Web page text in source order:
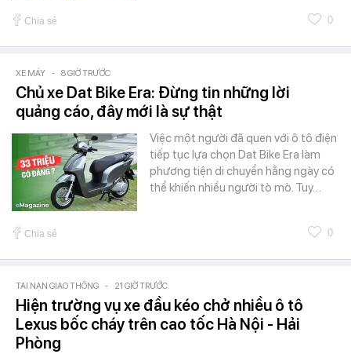
Chia sẻ 0
XE MÁY - 8 GIỜ TRƯỚC
Chủ xe Dat Bike Era: Đừng tin những lời
quảng cáo, đây mới là sự thật
Việc một người đã quen với ô tô điện
tiếp tục lựa chọn Dat Bike Era làm
phương tiện di chuyển hằng ngày có
thể khiến nhiều người tò mò. Tuy…
Chia sẻ 0
TAI NẠN GIAO THÔNG - 21 GIỜ TRƯỚC
Hiện trường vụ xe đầu kéo chở nhiều ô tô
Lexus bốc cháy trên cao tốc Hà Nội - Hải
Phòng